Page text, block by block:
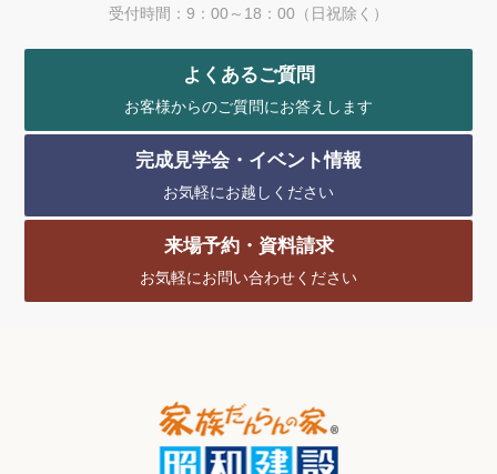
受付時間：9：00～18：00（日祝除く）
よくあるご質問
お客様からのご質問にお答えします
完成見学会・イベント情報
お気軽にお越しください
来場予約・資料請求
お気軽にお問い合わせください